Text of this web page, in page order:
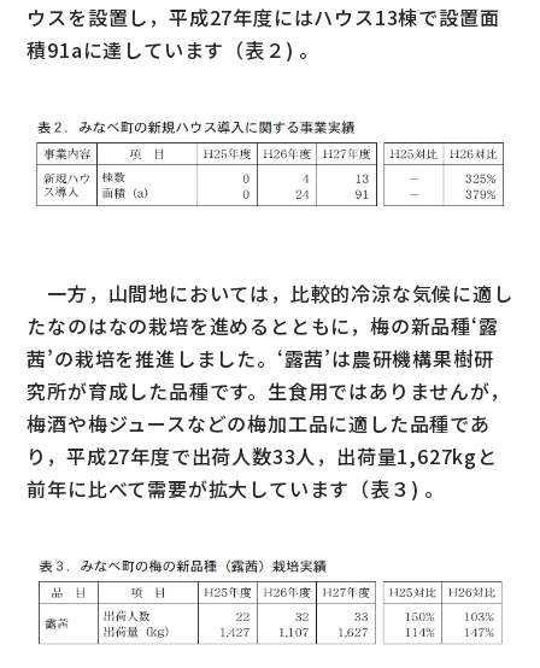
ウスを設置し，平成27年度にはハウス13棟で設置面
積91aに達しています（表２) 。
一方，山間地においては，比較的冷涼な気候に適し
たなのはなの栽培を進めるとともに，梅の新品種‘露
茜’の栽培を推進しました。‘露茜’は農研機構果樹研
究所が育成した品種です。生食用ではありませんが，
梅酒や梅ジュースなどの梅加工品に適した品種であ
り，平成27年度で出荷人数33人，出荷量1,627kgと
前年に比べて需要が拡大しています（表３) 。